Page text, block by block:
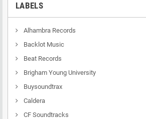
LABELS
Alhambra Records
Backlot Music
Beat Records
Brigham Young University
Buysoundtrax
Caldera
CF Soundtracks